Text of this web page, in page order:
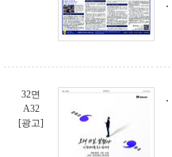
32면
A32
[광고]